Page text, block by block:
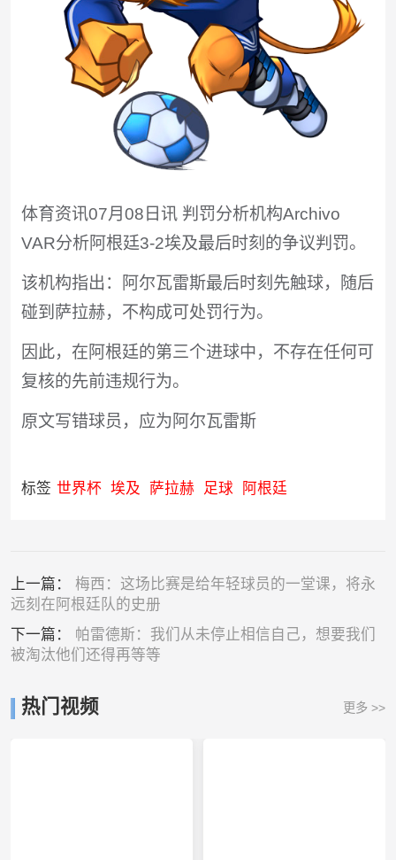
体育资讯07月08日讯 判罚分析机构Archivo
VAR分析阿根廷3-2埃及最后时刻的争议判罚。
该机构指出：阿尔瓦雷斯最后时刻先触球，随后
碰到萨拉赫，不构成可处罚行为。
因此，在阿根廷的第三个进球中，不存在任何可
复核的先前违规行为。
原文写错球员，应为阿尔瓦雷斯
标签 世界杯 埃及 萨拉赫 足球 阿根廷
上一篇： 梅西：这场比赛是给年轻球员的一堂课，将永
远刻在阿根廷队的史册
下一篇： 帕雷德斯：我们从未停止相信自己，想要我们
被淘汰他们还得再等等
热门视频 更多 >>